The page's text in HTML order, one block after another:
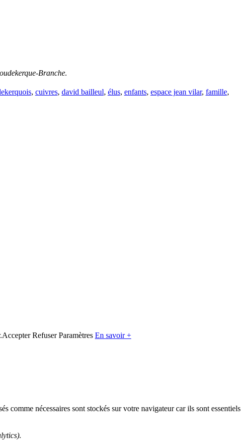
Branche.
, cuivres, david bailleul, élus, enfants, espace jean vilar, famille,
Accepter Refuser Paramètres En savoir +
comme nécessaires sont stockés sur votre navigateur car ils sont essentiels